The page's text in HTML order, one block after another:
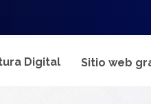
Digital Sitio web